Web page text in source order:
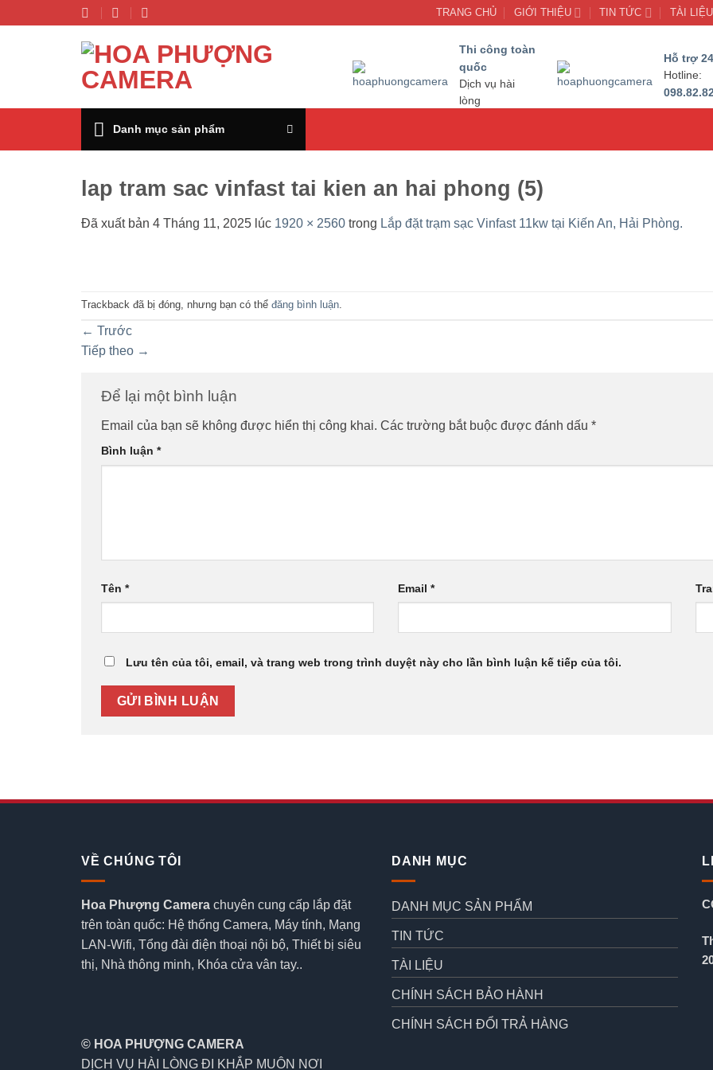
đến
TRANG CHỦ GIỚI THIỆU TIN TỨC TÀI LIỆU
Thi công toàn
quốc
Dịch vụ hài
lòng
Hỗ trợ
Hotline:
Danh mục sản phẩm
lap tram sac vinfast tai kien an hai phong (5)
Đã xuất bản 4 Tháng 11, 2025 lúc 1920 × 2560 trong Lắp đặt trạm sạc Vinfast 11kw tại Kiến An, Hải Phòng.
Trackback đã bị đóng, nhưng bạn có thể đăng bình luận
← Trước
Tiếp theo →
Để lại một bình luận
Email của bạn sẽ không được hiển thị công khai. Các trường bắt buộc được đánh dấu *
Bình luận *
Tên * Email*
Lưu tên của tôi, email, và trang web trong trình duyệt này cho lần bình luận kế tiếp của tôi.
VỀ CHÚNG TÔI
Hoa Phượng Camera chuyên cung cấp lắp đặt
trên toàn quốc: Hệ thống Camera, Máy tính, Mạng
LAN-Wifi, Tổng đài điện thoại nội bộ, Thiết bị siêu
thị, Nhà thông minh, Khóa cửa vân tay..
© HOA PHƯỢNG CAMERA
DỊCH VỤ HÀI LÒNG ĐI KHẮP MUÔN NƠI
DANH MỤC
DANH MỤC SẢN PHẨM
TIN TỨC
TÀI LIỆU
CHÍNH SÁCH BẢO HÀNH
CHÍNH SÁCH ĐỔI TRẢ HÀNG